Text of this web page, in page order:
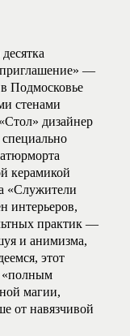
—
Подмосковье
стенами
дизайнер
керамикой
«Служители
интерьеров,
практик —
и анимизма,
этот
«полным
магии,
от навязчивой